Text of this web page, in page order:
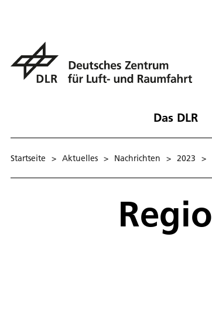
Das DLR
Startseite > Aktuelles > Nachrichten > 2023 >